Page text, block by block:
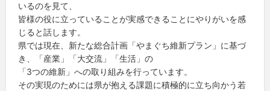
いるのを見て、
皆様の役に立っていることが実感できることにやりがいを感
じると話します。
県では現在、新たな総合計画「やまぐち維新プラン」に基づ
き、「産業」「大交流」「生活」の
「3つの維新」への取り組みを行っています。
その実現のためには県が抱える課題に積極的に立ち向かう若